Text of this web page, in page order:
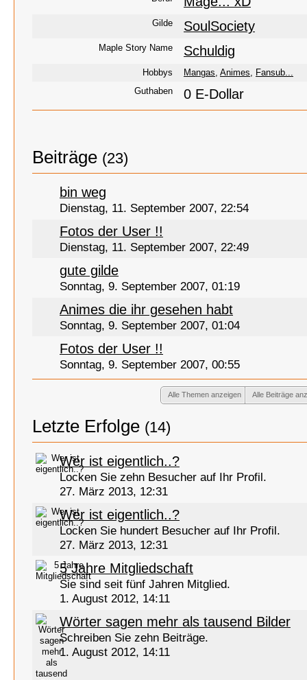
Gilde SoulSociety
Maple Story Name Schuldig
Hobbys Mangas Animes
Fansub...
Guthaben
0 E-Dollar
Beiträge (23)
bin weg
Dienstag, 11. September 2007, 22:54
Fotos der User !!
Dienstag, 11. September 2007, 22:49
gute gilde
Sonntag, 9. September 2007, 01:19
Animes die ihr gesehen habt
Sonntag, 9. September 2007, 01:04
Fotos der User !!
Sonntag, 9. September 2007, 00:55
Alle Beiträge
Alle Themen anzeigen
Letzte Erfolge (14)
Wer ist eigentlich..?
Locken Sie zehn Besucher auf Ihr Profil.
27. März 2013, 12:31
Wer ist eigentlich..?
Locken Sie hundert Besucher auf Ihr Profil.
27. März 2013, 12:31
5 Jahre Mitgliedschaft
Sie sind seit fünf Jahren Mitglied.
1. August 2012, 14:11
Wörter sagen mehr als tausend Bilder
Schreiben Sie zehn Beiträge.
1. August 2012, 14:11